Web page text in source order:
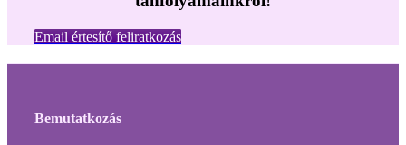
Email értesítő feliratkozás
Bemutatkozás